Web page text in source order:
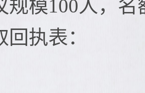
规模100人，
回执表：